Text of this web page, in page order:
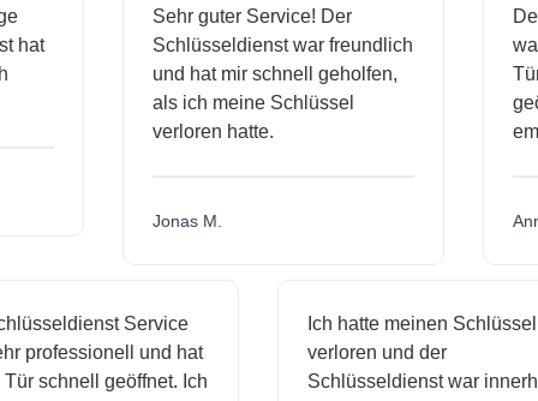
hat
Sehr guter Service! Der
Schlüsseldienst war freundlich
und hat mir schnell geholfen,
als ich meine Schlüssel
verloren hatte.
Jonas M.
Service
professionell und hat
schnell geöffnet. Ich
Ich hatte meinen Schlüssel
verloren und der
Schlüsseldienst war